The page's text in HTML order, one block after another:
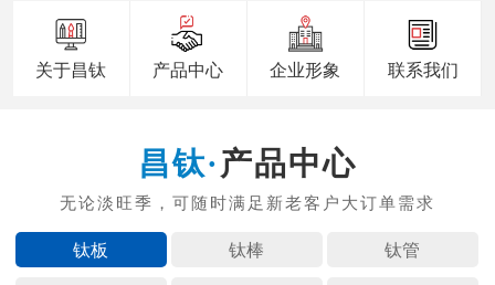
关于昌钛 产品中心 企业形象 联系我们
产品中心
钛板 钛棒 钛管